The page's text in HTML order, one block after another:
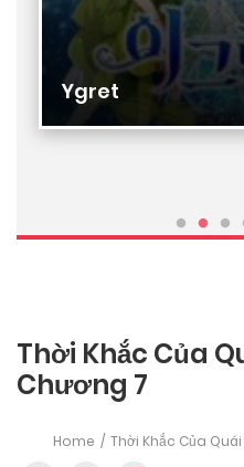
Hitomi-chan wa
Thời Khắc Của
Chương 7
Home Thời Khắc Của Quái